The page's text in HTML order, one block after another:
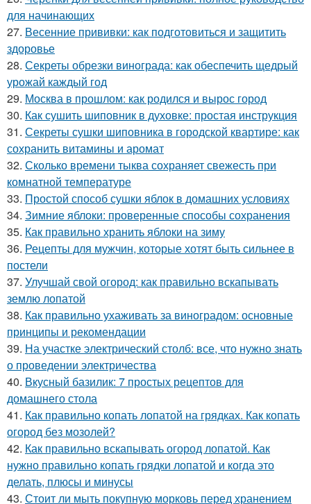
для начинающих
27. Весенние прививки: как подготовиться и защитить
здоровье
28. Секреты обрезки винограда: как обеспечить щедрый
урожай каждый год
29. Москва в прошлом: как родился и вырос город
30. Как сушить шиповник в духовке: простая инструкция
31. Секреты сушки шиповника в городской квартире: как
сохранить витамины и аромат
32. Сколько времени тыква сохраняет свежесть при
комнатной температуре
33. Простой способ сушки яблок в домашних условиях
34. Зимние яблоки: проверенные способы сохранения
35. Как правильно хранить яблоки на зиму
36. Рецепты для мужчин, которые хотят быть сильнее в
постели
37. Улучшай свой огород: как правильно вскапывать
землю лопатой
38. Как правильно ухаживать за виноградом: основные
принципы и рекомендации
39. На участке электрический столб: все, что нужно знать
о проведении электричества
40. Вкусный базилик: 7 простых рецептов для
домашнего стола
41. Как правильно копать лопатой на грядках. Как копать
огород без мозолей?
42. Как правильно вскапывать огород лопатой. Как
нужно правильно копать грядки лопатой и когда это
делать, плюсы и минусы
43. Стоит ли мыть покупную морковь перед хранением